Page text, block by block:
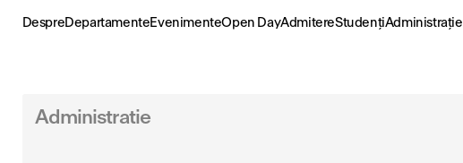
DespreDepartamenteEvenimenteOpen DayAdmitereStudențiAdministrație
Administratie